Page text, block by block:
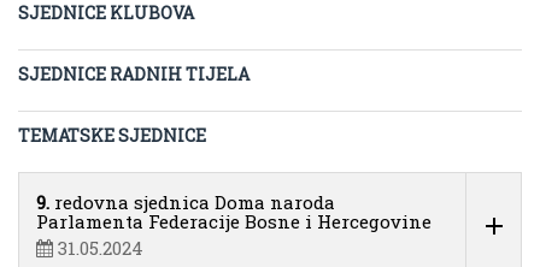
SJEDNICE KLUBOVA
SJEDNICE RADNIH TIJELA
TEMATSKE SJEDNICE
9. redovna sjednica Doma naroda
Parlamenta Federacije Bosne i Hercegovine
31.05.2024